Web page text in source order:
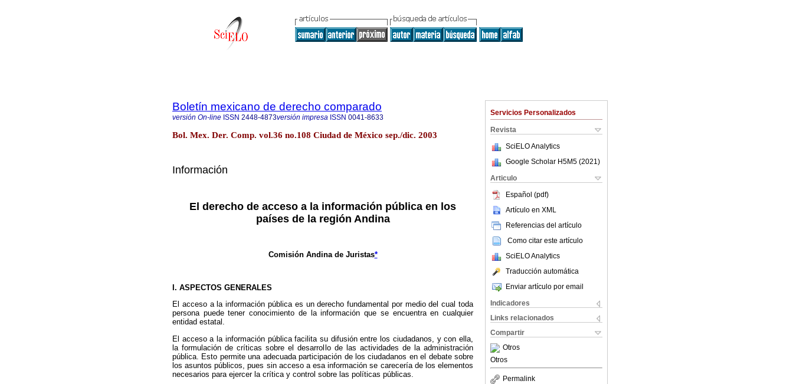
Servicios Personalizados
Revista
SciELO Analytics
Google Scholar H5M5 (2021 )
Articulo
Español (pdf)
Artículo en XML
Referencias del artículo
Como citar este artículo
SciELO Analytics
Traducción automática
Enviar artículo por email
Indicadores
Links relacionados
Compartir
Otros
Otros
Permalink
Boletín mexicano de derecho comparado
versión On-line ISSN 2448-4873versión impresa ISSN 0041-8633
Bol. Mex. Der. Comp. vol.36 no.108 Ciudad de México sep./dic. 2003
Información
El derecho de acceso a la información pública en los
países de la región Andina
Comisión Andina de Juristas*
I. ASPECTOS GENERALES
El acceso a la información pública es un derecho fundamental por medio del cual toda
persona puede tener conocimiento de la información que se encuentra en cualquier
entidad estatal.
El acceso a la información pública facilita su difusión entre los ciudadanos, y con ella,
la formulación de críticas sobre el desarrollo de las actividades de la administración
pública. Esto permite una adecuada participación de los ciudadanos en el debate sobre
los asuntos públicos, pues sin acceso a esa información se carecería de los elementos
necesarios para ejercer la crítica y control sobre las políticas públicas.